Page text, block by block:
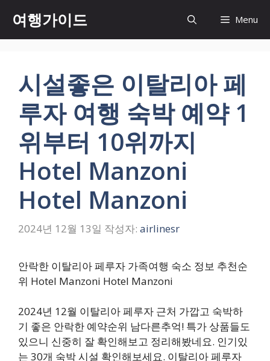
츠
여행가이드 Menu
시설좋은 이탈리아 페
루자 여행 숙박 예약 1
위부터 10위까지
Hotel Manzoni
Hotel Manzoni
2024년 12월 13일 작성자: airlinesr
안락한 이탈리아 페루자 가족여행 숙소 정보 추천순
위 Hotel Manzoni Hotel Manzoni
2024년 12월 이탈리아 페루자 근처 가깝고 숙박하
기 좋은 안락한 예약순위 남다른추억! 특가 상품들도
있으니 신중히 잘 확인해보고 정리해봤네요. 인기있
는 30개 숙박 시설 확인해보세요. 이탈리아 페루자